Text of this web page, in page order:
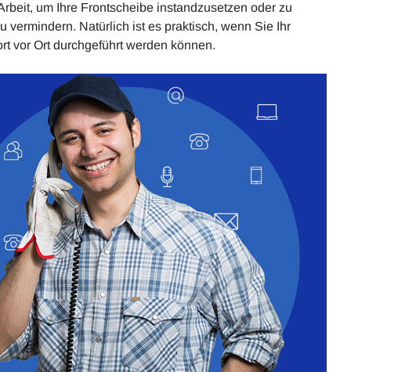
um Ihre Frontscheibe instandzusetzen oder zu
vermindern. Natürlich ist es praktisch, wenn Sie Ihr
vor Ort durchgeführt werden können.